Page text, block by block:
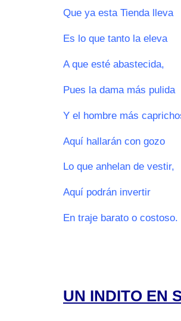
Que ya esta Tienda lleva
Es lo que tanto la eleva
A que esté abastecida,
Pues la dama más pulida
Y el hombre más
Aquí hallarán con gozo
Lo que anhelan de vestir,
Aquí podrán invertir
En traje barato o costoso.
UN INDITO EN